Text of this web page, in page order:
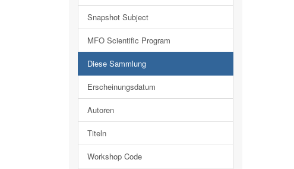
Snapshot Subject
MFO Scientific Program
Diese Sammlung
Erscheinungsdatum
Autoren
Titeln
Workshop Code